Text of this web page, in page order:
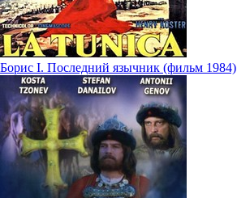
Борис I. Последний язычник (фильм 1984)